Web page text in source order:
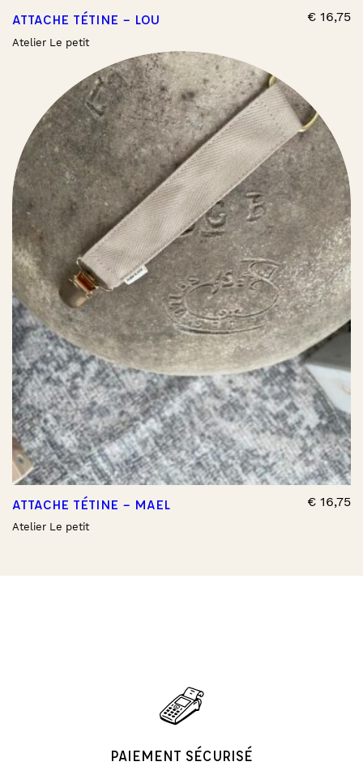
ATTACHE TÉTINE – LOU
Atelier Le petit
€ 16,75
ATTACHE TÉTINE – MAEL
Atelier Le petit
€ 16,75
PAIEMENT SÉCURISÉ